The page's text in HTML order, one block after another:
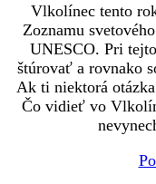
Vlkolínec tento
Zoznamu
UNESCO. Pri
štúrovať a rovnako
Ak ti niektorá
Čo vidieť vo